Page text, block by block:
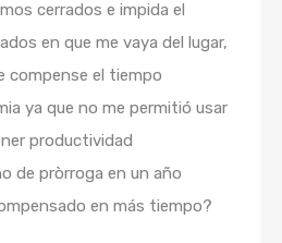
cerrados e impida el
en que me vaya del lugar,
compense el tiempo
ya que no me permitió usar
productividad
de pròrroga en un año
en más tiempo?